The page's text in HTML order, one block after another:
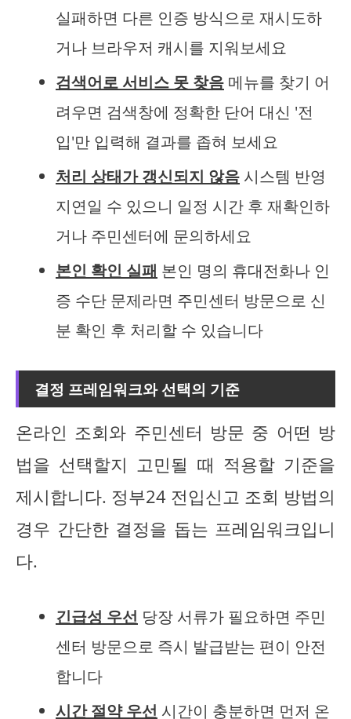
실패하면 다른 인증 방식으로 재시도하
거나 브라우저 캐시를 지워보세요
검색어로 서비스 못 찾음 메뉴를 찾기 어
려우면 검색창에 정확한 단어 대신 '전
입'만 입력해 결과를 좁혀 보세요
처리 상태가 갱신되지 않음 시스템 반영
지연일 수 있으니 일정 시간 후 재확인하
거나 주민센터에 문의하세요
본인 확인 실패 본인 명의 휴대전화나 인
증 수단 문제라면 주민센터 방문으로 신
분 확인 후 처리할 수 있습니다
결정 프레임워크와 선택의 기준
온라인 조회와 주민센터 방문 중 어떤 방
법을 선택할지 고민될 때 적용할 기준을
제시합니다. 정부24 전입신고 조회 방법의
경우 간단한 결정을 돕는 프레임워크입니
다.
긴급성 우선 당장 서류가 필요하면 주민
센터 방문으로 즉시 발급받는 편이 안전
합니다
시간 절약 우선 시간이 충분하면 먼저 온